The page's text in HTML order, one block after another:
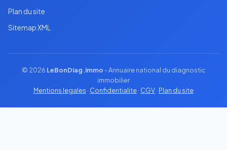
Plan du site
Sitemap XML
© 2026 LeBonDiag.immo - Annuaire national du diagnostic
immobilier
Mentions legales · Confidentialite· CGV· Plan du site